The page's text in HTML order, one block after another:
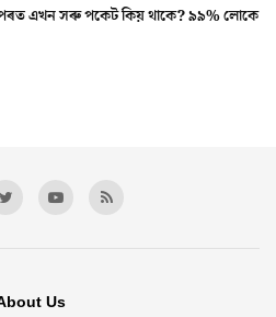
এখন সৰু পকেট কিয় থাকে? ৯৯% লোকে
Us